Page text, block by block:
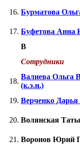
16. Бурматова
17. Буфетова Анна
В
Сотрудники
18.
Валиева Ольга
(к.э.н.)
19. Верченко
20. Волянская
21. Воронов Юрий